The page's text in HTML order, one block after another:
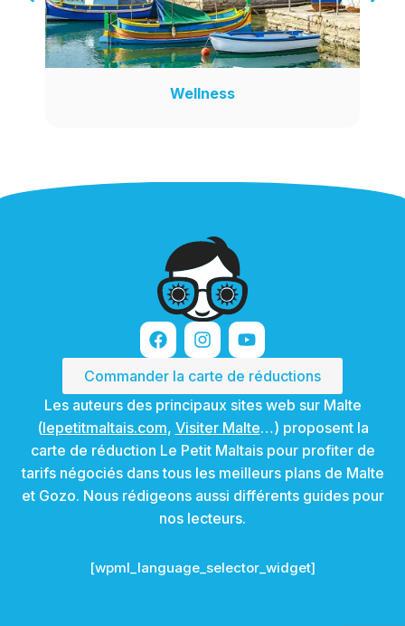
Wellness
Commander la carte de réductions
Les auteurs des principaux sites web sur Malte
(lepetitmaltais.com, Visiter Malte…) proposent la
carte de réduction Le Petit Maltais pour profiter de
tarifs négociés dans tous les meilleurs plans de Malte
et Gozo. Nous rédigeons aussi différents guides pour
nos lecteurs.
[wpml_language_selector_widget]